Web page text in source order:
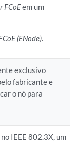
FCoEem um
(ENode).
exclusivo
fabricante e
o nó para
IEEE 802.3X, um